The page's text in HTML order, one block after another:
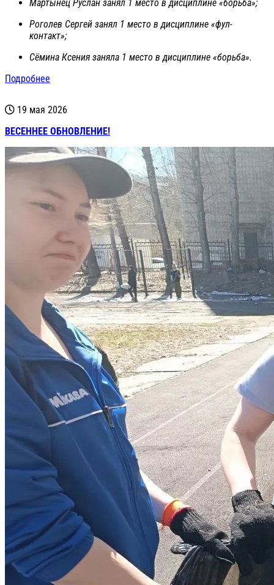
Мартынец Руслан занял 1 место в дисциплине «борьба»;
Роголев Сергей занял 1 место в дисциплине «фул-
контакт»;
Сёмина Ксения заняла 1 место в дисциплине «борьба».
Подробнее
19 мая 2026
ВЕСЕННЕЕ ОБНОВЛЕНИЕ!